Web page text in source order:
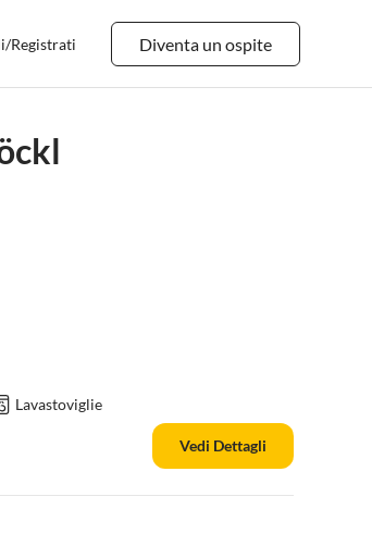
Diventa un ospite
Registrati
Lavastoviglie
Vedi Dettagli